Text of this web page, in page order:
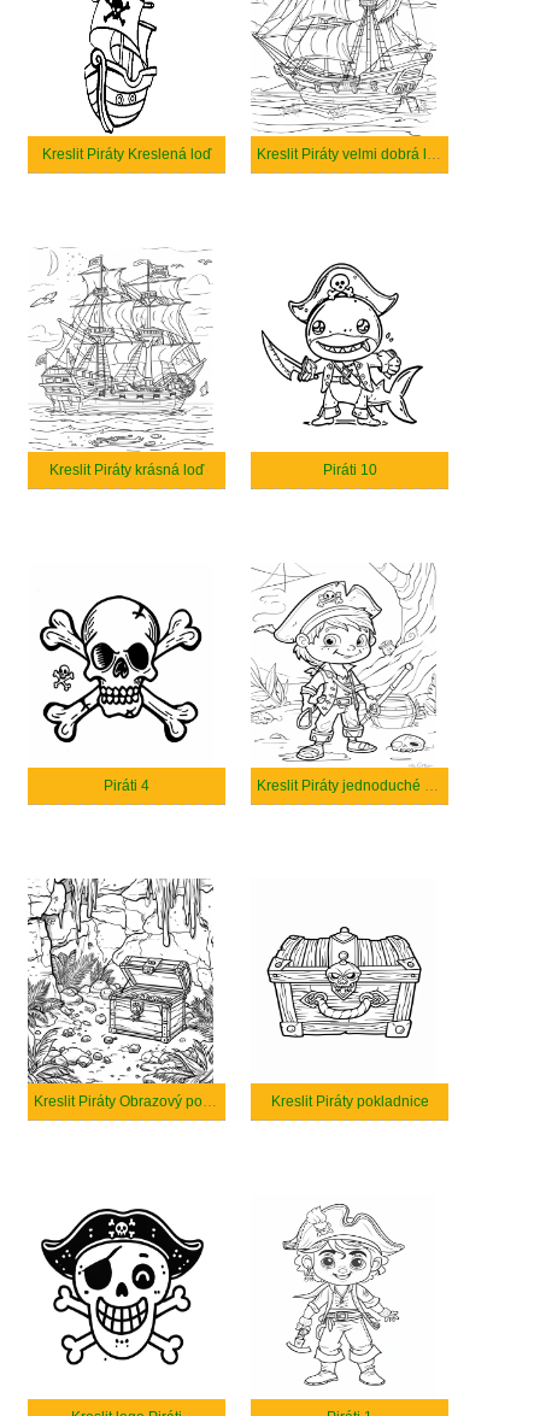
Kreslit Piráty Kreslená loď Kreslit Piráty velmi dobrá loď
Kreslit Piráty krásná loď Piráti 10
Piráti 4 Kreslit Piráty jednoduché zdarma
Kreslit Piráty Obrazový poklad Kreslit Piráty pokladnice